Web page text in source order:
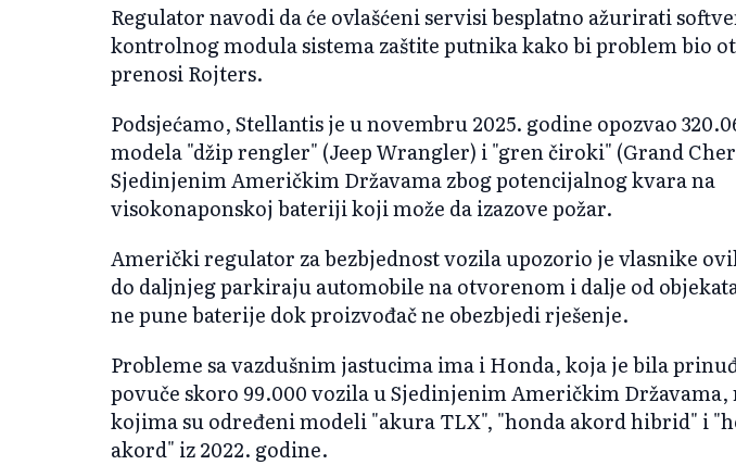
Regulator navodi da će ovlašćeni servisi besplatno ažurirati
kontrolnog modula sistema zaštite putnika kako bi problem bio
prenosi Rojters.
Podsjećamo, Stellantis je u novembru 2025. godine opozvao
modela "džip rengler" (Jeep Wrangler) i "gren čiroki" (Grand
Sjedinjenim Američkim Državama zbog potencijalnog kvara na
visokonaponskoj bateriji koji može da izazove požar.
Američki regulator za bezbjednost vozila upozorio je vlasnike
do daljnjeg parkiraju automobile na otvorenom i dalje od
ne pune baterije dok proizvođač ne obezbjedi rješenje.
Probleme sa vazdušnim jastucima ima i Honda, koja je bila
povuče skoro 99.000 vozila u Sjedinjenim Američkim Državama,
kojima su određeni modeli "akura TLX", "honda akord hibrid" i
akord" iz 2022. godine.